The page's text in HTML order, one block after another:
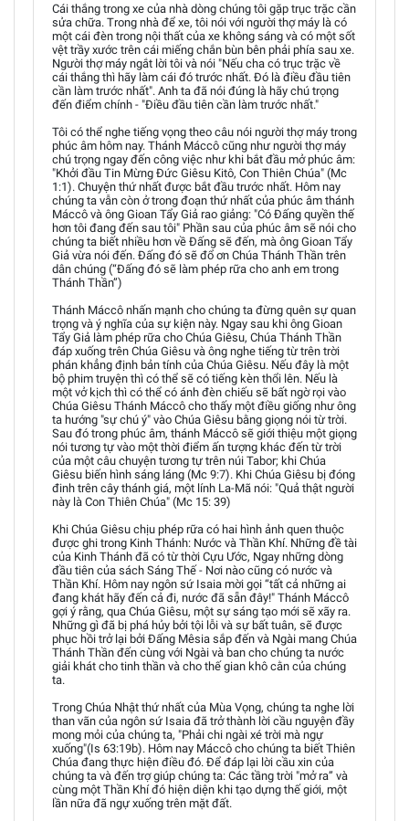
Cái thắng trong xe của nhà dòng chúng tôi gặp trục trặc cần
sửa chữa. Trong nhà để xe, tôi nói với người thợ máy là có
một cái đèn trong nội thất của xe không sáng và có một sốt
vệt trầy xước trên cái miếng chắn bùn bên phải phía sau xe.
Người thợ máy ngắt lời tôi và nói "Nếu cha có trục trặc về
cái thắng thì hãy làm cái đó trước nhất. Đó là điều đầu tiên
cần làm trước nhất". Anh ta đã nói đúng là hãy chú trọng
đến điểm chính - "Điều đầu tiên cần làm trước nhất."
Tôi có thể nghe tiếng vọng theo câu nói người thợ máy trong
phúc âm hôm nay. Thánh Máccô cũng như người thợ máy
chú trọng ngay đến công việc như khi bắt đầu mở phúc âm:
"Khởi đầu Tin Mừng Đức Giêsu Kitô, Con Thiên Chúa" (Mc
1:1). Chuyện thứ nhất được bắt đầu trước nhất. Hôm nay
chúng ta vẫn còn ở trong đoạn thứ nhất của phúc âm thánh
Máccô và ông Gioan Tẩy Giả rao giảng: "Có Đấng quyền thế
hơn tôi đang đến sau tôi" Phần sau của phúc âm sẽ nói cho
chúng ta biết nhiều hơn về Đấng sẽ đến, mà ông Gioan Tẩy
Giả vừa nói đến. Đấng đó sẽ đổ ơn Chúa Thánh Thần trên
dân chúng (“Đấng đó sẽ làm phép rữa cho anh em trong
Thánh Thần”)
Thánh Máccô nhấn mạnh cho chúng ta đừng quên sự quan
trọng và ý nghĩa của sự kiện này. Ngay sau khi ông Gioan
Tẩy Giả làm phép rữa cho Chúa Giêsu, Chúa Thánh Thần
đáp xuống trên Chúa Giêsu và ông nghe tiếng từ trên trời
phán khẳng định bản tính của Chúa Giêsu. Nếu đây là một
bộ phim truyện thì có thể sẽ có tiếng kèn thổi lên. Nếu là
một vở kịch thì có thể có ánh đèn chiếu sẽ bất ngờ rọi vào
Chúa Giêsu Thánh Máccô cho thấy một điều giống như ông
ta hướng "sự chú ý" vào Chúa Giêsu bằng giọng nói từ trời.
Sau đó trong phúc âm, thánh Máccô sẽ giới thiệu một giọng
nói tương tự vào một thời điểm ấn tượng khác đến từ trời
của một câu chuyện tương tự trên núi Tabor; khi Chúa
Giêsu biến hình sáng láng (Mc 9:7). Khi Chúa Giêsu bị đóng
đinh trên cây thánh giá, một lính La-Mã nói: "Quả thật người
này là Con Thiên Chúa" (Mc 15: 39)
Khi Chúa Giêsu chịu phép rữa có hai hình ảnh quen thuộc
được ghi trong Kinh Thánh: Nước và Thần Khí. Những đề tài
của Kinh Thánh đã có từ thời Cựu Ước, Ngay những dòng
đầu tiên của sách Sáng Thế - Nơi nào cũng có nước và
Thần Khí. Hôm nay ngôn sứ Isaia mời gọi “tất cả những ai
đang khát hãy đến cả đi, nước đã sẵn đây!" Thánh Máccô
gợi ý rằng, qua Chúa Giêsu, một sự sáng tạo mới sẽ xãy ra.
Những gì đã bị phá hủy bởi tội lỗi và sự bất tuân, sẽ được
phục hồi trở lại bởi Đấng Mêsia sắp đến và Ngài mang Chúa
Thánh Thần đến cùng với Ngài và ban cho chúng ta nước
giải khát cho tinh thần và cho thế gian khô cằn của chúng
ta.
Trong Chúa Nhật thứ nhất của Mùa Vọng, chúng ta nghe lời
than vãn của ngôn sứ Isaia đã trở thành lời cầu nguyện đầy
mong mỏi của chúng ta, "Phải chi ngài xé trời mà ngự
xuống"(Is 63:19b). Hôm nay Máccô cho chúng ta biết Thiên
Chúa đang thực hiện điều đó. Để đáp lại lời cầu xin của
chúng ta và đến trợ giúp chúng ta: Các tầng trời "mở ra” và
cùng một Thần Khí đó hiện diện khi tạo dựng thế giới, một
lần nữa đã ngự xuống trên mặt đất.